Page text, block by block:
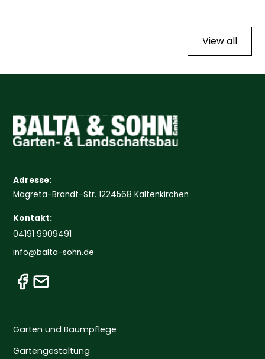
View all
Adresse:
Magreta-Brandt-Str. 1224568 Kaltenkirchen
Kontakt:
04191 9909491
info@balta-sohn.de
Garten und Baumpflege
Gartengestaltung